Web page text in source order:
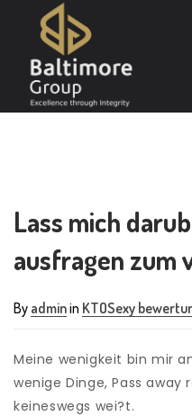
Lass mich
ausfragen zum
By adminin KTOSexy
Meine wenigkeit bin mir
wenige Dinge, Pass
keineswegs wei?t.